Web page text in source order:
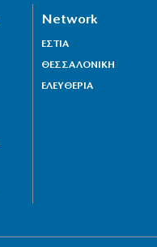
Network
ΕΣΤΙΑ
ΘΕΣΣΑΛΟΝΙΚΗ
ΕΛΕΥΘΕΡΙΑ